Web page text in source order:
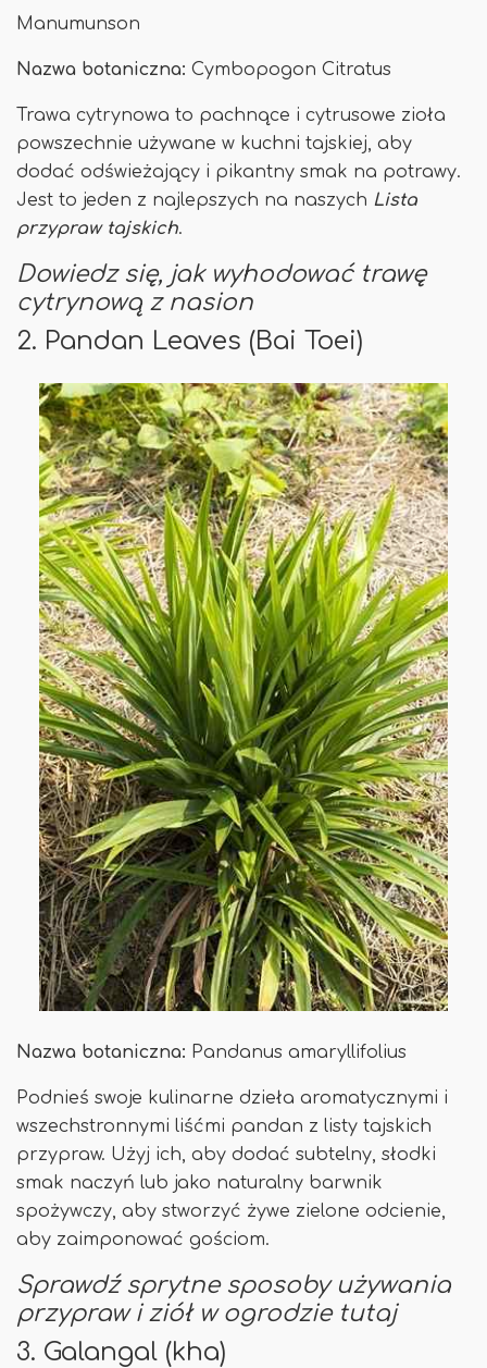
Manumunson
Nazwa botaniczna: Cymbopogon Citratus
Trawa cytrynowa to pachnące i cytrusowe zioła
powszechnie używane w kuchni tajskiej, aby
dodać odświeżający i pikantny smak na potrawy.
Jest to jeden z najlepszych na naszych Lista
przypraw tajskich.
Dowiedz się, jak wyhodować trawę
cytrynową z nasion
2. Pandan Leaves (Bai Toei)
Nazwa botaniczna: Pandanus amaryllifolius
Podnieś swoje kulinarne dzieła aromatycznymi i
wszechstronnymi liśćmi pandan z listy tajskich
przypraw. Użyj ich, aby dodać subtelny, słodki
smak naczyń lub jako naturalny barwnik
spożywczy, aby stworzyć żywe zielone odcienie,
aby zaimponować gościom.
Sprawdź sprytne sposoby używania
przypraw i ziół w ogrodzie tutaj
3. Galangal (kha)